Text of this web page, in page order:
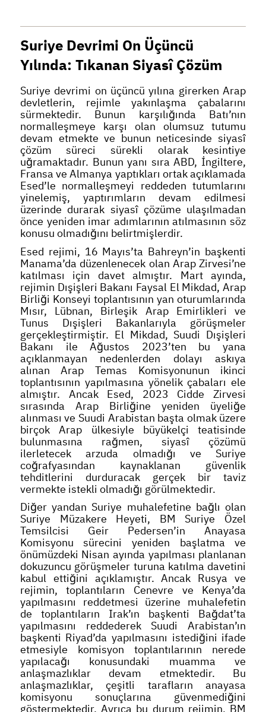
Suriye Devrimi On Üçüncü
Yılında: Tıkanan Siyasî Çözüm
Suriye devrimi on üçüncü yılına girerken Arap
devletlerin, rejimle yakınlaşma çabalarını
sürmektedir. Bunun karşılığında Batı’nın
normalleşmeye karşı olan olumsuz tutumu
devam etmekte ve bunun neticesinde siyasî
çözüm süreci sürekli olarak kesintiye
uğramaktadır. Bunun yanı sıra ABD, İngiltere,
Fransa ve Almanya yaptıkları ortak açıklamada
Esed’le normalleşmeyi reddeden tutumlarını
yinelemiş, yaptırımların devam edilmesi
üzerinde durarak siyasî çözüme ulaşılmadan
önce yeniden imar adımlarının atılmasının söz
konusu olmadığını belirtmişlerdir.
Esed rejimi, 16 Mayıs’ta Bahreyn’in başkenti
Manama’da düzenlenecek olan Arap Zirvesi’ne
katılması için davet almıştır. Mart ayında,
rejimin Dışişleri Bakanı Faysal El Mikdad, Arap
Birliği Konseyi toplantısının yan oturumlarında
Mısır, Lübnan, Birleşik Arap Emirlikleri ve
Tunus Dışişleri Bakanlarıyla görüşmeler
gerçekleştirmiştir. El Mikdad, Suudi Dışişleri
Bakanı ile Ağustos 2023’ten bu yana
açıklanmayan nedenlerden dolayı askıya
alınan Arap Temas Komisyonunun ikinci
toplantısının yapılmasına yönelik çabaları ele
almıştır. Ancak Esed, 2023 Cidde Zirvesi
sırasında Arap Birliğine yeniden üyeliğe
alınması ve Suudi Arabistan başta olmak üzere
birçok Arap ülkesiyle büyükelçi teatisinde
bulunmasına rağmen, siyasî çözümü
ilerletecek arzuda olmadığı ve Suriye
coğrafyasından kaynaklanan güvenlik
tehditlerini durduracak gerçek bir taviz
vermekte istekli olmadığı görülmektedir.
Diğer yandan Suriye muhalefetine bağlı olan
Suriye Müzakere Heyeti, BM Suriye Özel
Temsilcisi Geir Pedersen’in Anayasa
Komisyonu sürecini yeniden başlatma ve
önümüzdeki Nisan ayında yapılması planlanan
dokuzuncu görüşmeler turuna katılma davetini
kabul ettiğini açıklamıştır. Ancak Rusya ve
rejimin, toplantıların Cenevre ve Kenya’da
yapılmasını reddetmesi üzerine muhalefetin
de toplantıların Irak’ın başkenti Bağdat’ta
yapılmasını reddederek Suudi Arabistan’ın
başkenti Riyad’da yapılmasını istediğini ifade
etmesiyle komisyon toplantılarının nerede
yapılacağı konusundaki muamma ve
anlaşmazlıklar devam etmektedir. Bu
anlaşmazlıklar, çeşitli tarafların anayasa
komisyonu sonuçlarına güvenmediğini